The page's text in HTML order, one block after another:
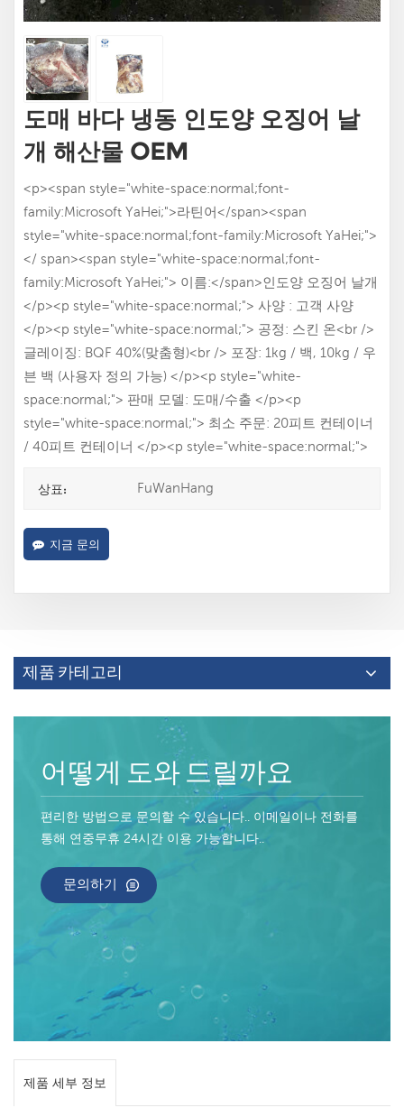
도매 바다 냉동 인도양 오징어 날
개 해산물 OEM
<p><span style="white-space:normal;font-
family:Microsoft YaHei;">라틴어</span><span
style="white-space:normal;font-family:Microsoft YaHei;">
</ span><span style="white-space:normal;font-
family:Microsoft YaHei;"> 이름:</span>인도양 오징어 날개
</p><p style="white-space:normal;"> 사양 : 고객 사양
</p><p style="white-space:normal;"> 공정: 스킨 온<br />
글레이징: BQF 40%(맞춤형)<br /> 포장: 1kg / 백, 10kg / 우
븐 백 (사용자 정의 가능) </p><p style="white-
space:normal;"> 판매 모델: 도매/수출 </p><p
style="white-space:normal;"> 최소 주문: 20피트 컨테이너
/ 40피트 컨테이너 </p><p style="white-space:normal;">
상표: FuWanHang
지금 문의
제품 카테고리
어떻게 도와 드릴까요
편리한 방법으로 문의할 수 있습니다.. 이메일이나 전화를
통해 연중무휴 24시간 이용 가능합니다..
문의하기
제품 세부 정보